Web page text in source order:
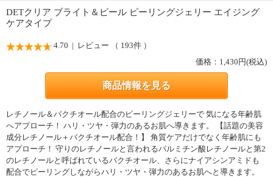
DETクリア ブライト＆ピール ピーリングジェリー エイジング
ケアタイプ
4.70 | レビュー （ 193件 ）
価格： 1,430円(税込)
商品情報を見る
レチノール＆バクチオール配合のピーリングジェリーで 気になる年齢肌
へアプローチ！ ハリ・ツヤ・弾力のあるお肌へ導きます。 【話題の美容
成分レチノール＋バクチオール配合！】 角質ケアだけでなく年齢肌にも
アプローチ！ 守りのレチノールと言われるパルミチン酸レチノールと第2
のレチノールと呼ばれているバクチオール、さらにナイアシンアミドも
配合でピーリングしながらハリ・ツヤ・弾力のあるお肌へと導きます。